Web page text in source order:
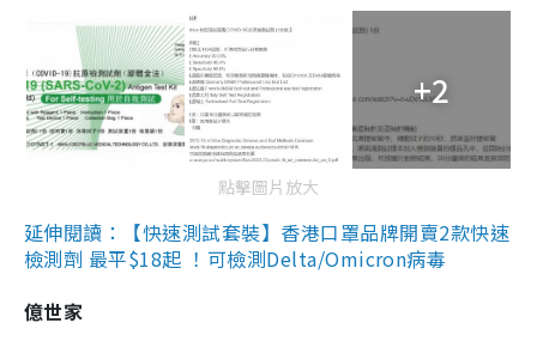
+2
點擊圖片放大
延伸閱讀：【快速測試套裝】香港口罩品牌開賣2款快速
檢測劑 最平$18起 ！可檢測Delta/Omicron病毒
億世家